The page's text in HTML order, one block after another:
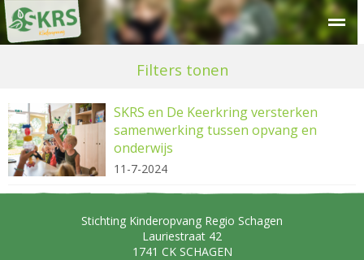
Kinderdagverblijf Peuteropvang
Filters tonen
SKRS en De Keerkring versterken
samenwerking tussen opvang en
onderwijs
11-7-2024
Stichting Kinderopvang Regio Schagen
Lauriestraat 42
1741 CK SCHAGEN